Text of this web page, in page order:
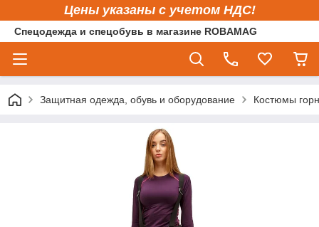
Цены указаны с учетом НДС!
Спецодежда и спецобувь в магазине ROBAMAG
Защитная одежда, обувь и оборудование Костюмы